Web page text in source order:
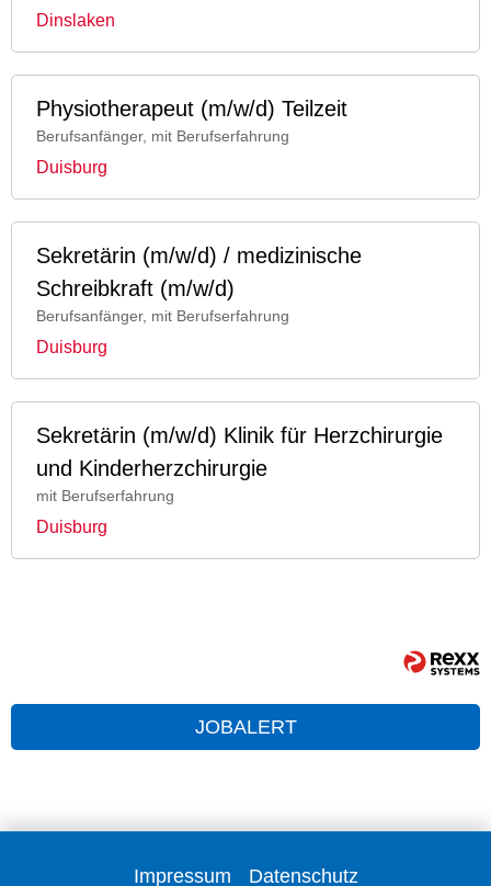
Dinslaken
Physiotherapeut (m/w/d) Teilzeit
Berufsanfänger, mit Berufserfahrung
Duisburg
Sekretärin (m/w/d) / medizinische
Schreibkraft (m/w/d)
Berufsanfänger, mit Berufserfahrung
Duisburg
Sekretärin (m/w/d) Klinik für Herzchirurgie
und Kinderherzchirurgie
mit Berufserfahrung
Duisburg
JOBALERT
Impressum Datenschutz